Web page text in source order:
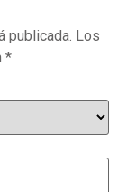
publicada. Los
*